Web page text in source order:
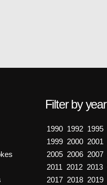
Filter by year
1990 1992 1995
1999 2000 2001
2005 2006 2007
2011 2012 2013
2017 2018 2019